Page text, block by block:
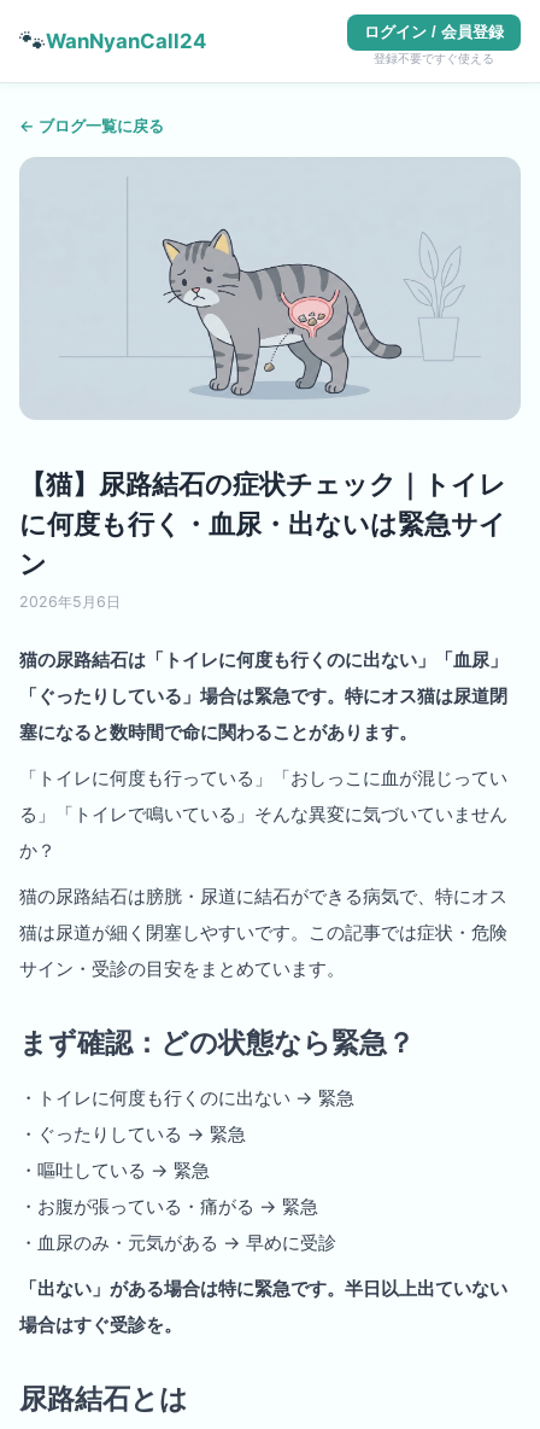
🐾WanNyanCall24 ログイン / 会員登録
登録不要ですぐ使える
← ブログ一覧に戻る
【猫】尿路結石の症状チェック｜トイレ
に何度も行く・血尿・出ないは緊急サイ
ン
2026年5月6日
猫の尿路結石は「トイレに何度も行くのに出ない」「血尿」
「ぐったりしている」場合は緊急です。特にオス猫は尿道閉
塞になると数時間で命に関わることがあります。
「トイレに何度も行っている」「おしっこに血が混じってい
る」「トイレで鳴いている」そんな異変に気づいていません
か？
猫の尿路結石は膀胱・尿道に結石ができる病気で、特にオス
猫は尿道が細く閉塞しやすいです。この記事では症状・危険
サイン・受診の目安をまとめています。
まず確認：どの状態なら緊急？
・トイレに何度も行くのに出ない → 緊急
・ぐったりしている → 緊急
・嘔吐している → 緊急
・お腹が張っている・痛がる → 緊急
・血尿のみ・元気がある → 早めに受診
「出ない」がある場合は特に緊急です。半日以上出ていない
場合はすぐ受診を。
尿路結石とは